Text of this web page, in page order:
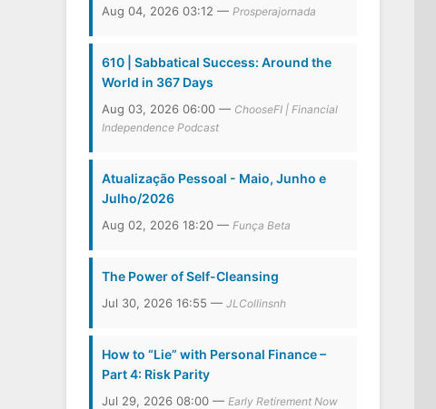
Aug 04, 2026 03:12 —Prosperajornada
610 | Sabbatical Success: Around the
World in 367 Days
Aug 03, 2026 06:00 — ChooseFI | Financial
Independence Podcast
Atualização Pessoal - Maio, Junho e
Julho/2026
Aug 02, 2026 18:20 —Funça Beta
The Power of Self-Cleansing
Jul 30, 2026 16:55 —JLCollinsnh
How to “Lie” with Personal Finance –
Part 4: Risk Parity
Jul 29, 2026 08:00 —Early Retirement Now